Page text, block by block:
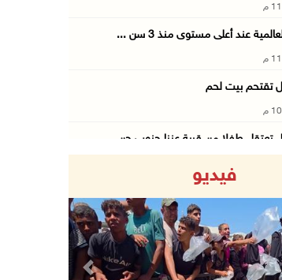
عند أعلى مستوى منذ 3 سن ...
تقتحم بيت لحم
تعتقل طفلا من قرية عنزا جنوب جن ...
تنقل المواطنين ويقتحم بلدات شرق ...
فيديو
Previous